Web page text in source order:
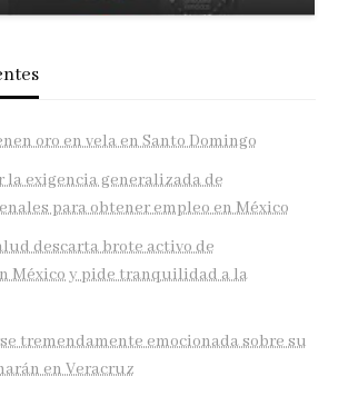
oro en vela en Santo Domingo
exigencia generalizada de
para obtener empleo en México
descarta brote activo de
México y pide tranquilidad a la
tremendamente emocionada sobre su
en Veracruz